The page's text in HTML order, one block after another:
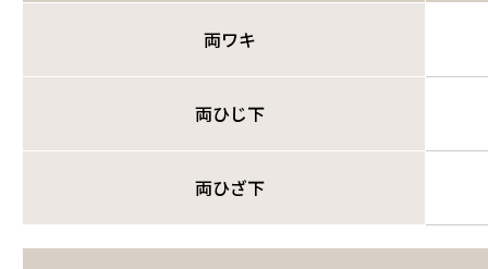
両ワキ
両ひじ下
両ひざ下